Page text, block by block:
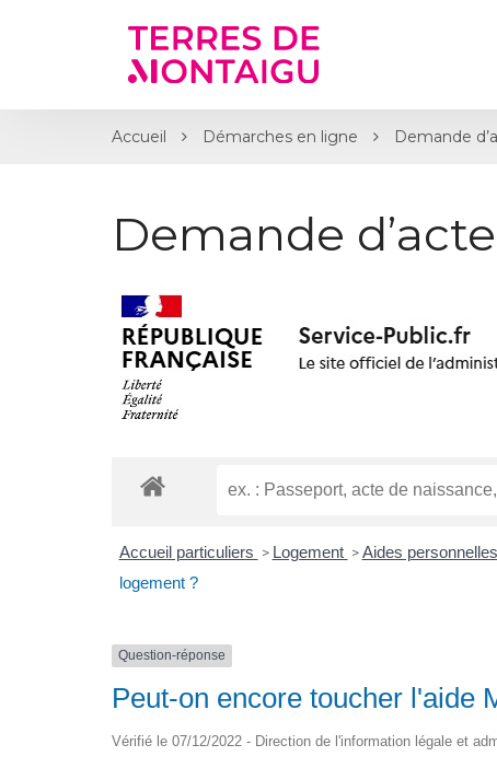
Accueil Démarches en ligne Demande
Demande
Accueil particuliers > Logement > Aides
logement ?
Question-réponse
Peut-on encore toucher l'aide
Vérifié le 07/12/2022 - Direction de l'information légale et